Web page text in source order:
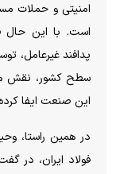
امنیتی و حملات
است. با این حال
پدافند غیرعامل،
سطح کشور، نقش
این صنعت ایفا
در همین راستا،
فولاد ایران، در